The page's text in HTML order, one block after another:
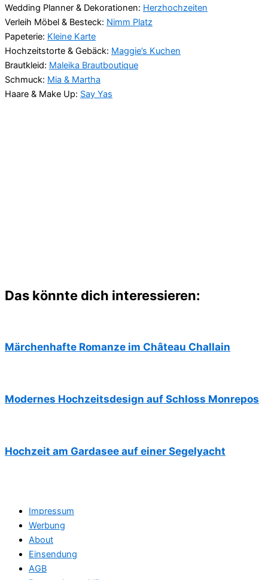
Wedding Planner & Dekorationen: Herzhochzeiten
Verleih Möbel & Besteck: Nimm Platz
Papeterie: Kleine Karte
Hochzeitstorte & Gebäck: Maggie’s Kuchen
Brautkleid: Maleika Brautboutique
Schmuck: Mia & Martha
Haare & Make Up: Say Yas
Das könnte dich interessieren:
Märchenhafte Romanze im Château Challain
Modernes Hochzeitsdesign auf Schloss Monrepos
Hochzeit am Gardasee auf einer Segelyacht
Impressum
Werbung
About
Einsendung
AGB